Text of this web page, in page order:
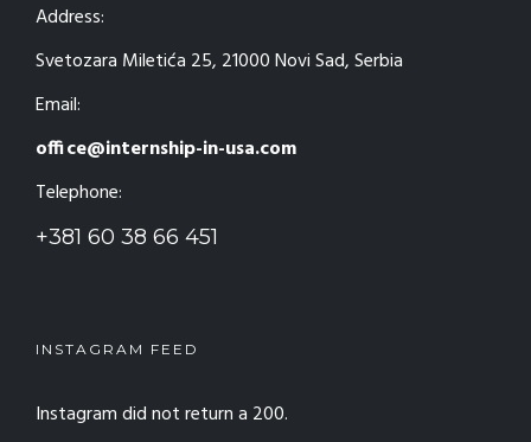
Address:
Svetozara Miletića 25, 21000 Novi Sad, Serbia
Email:
office@internship-in-usa.com
Telephone:
+381 60 38 66 451
INSTAGRAM FEED
Instagram did not return a 200.